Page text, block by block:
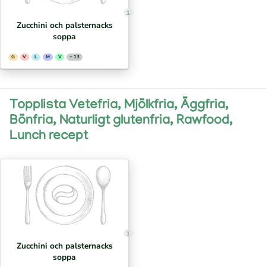
1
Zucchini och palsternacks
soppa
G V L M V + 13
Topplista Vetefria, Mjölkfria, Äggfria,
Bönfria, Naturligt glutenfria, Rawfood,
Lunch recept
1
Zucchini och palsternacks
soppa